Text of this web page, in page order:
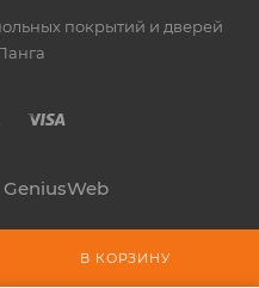
В КОРЗИНУ
покрытий и дверей
GeniusWeb